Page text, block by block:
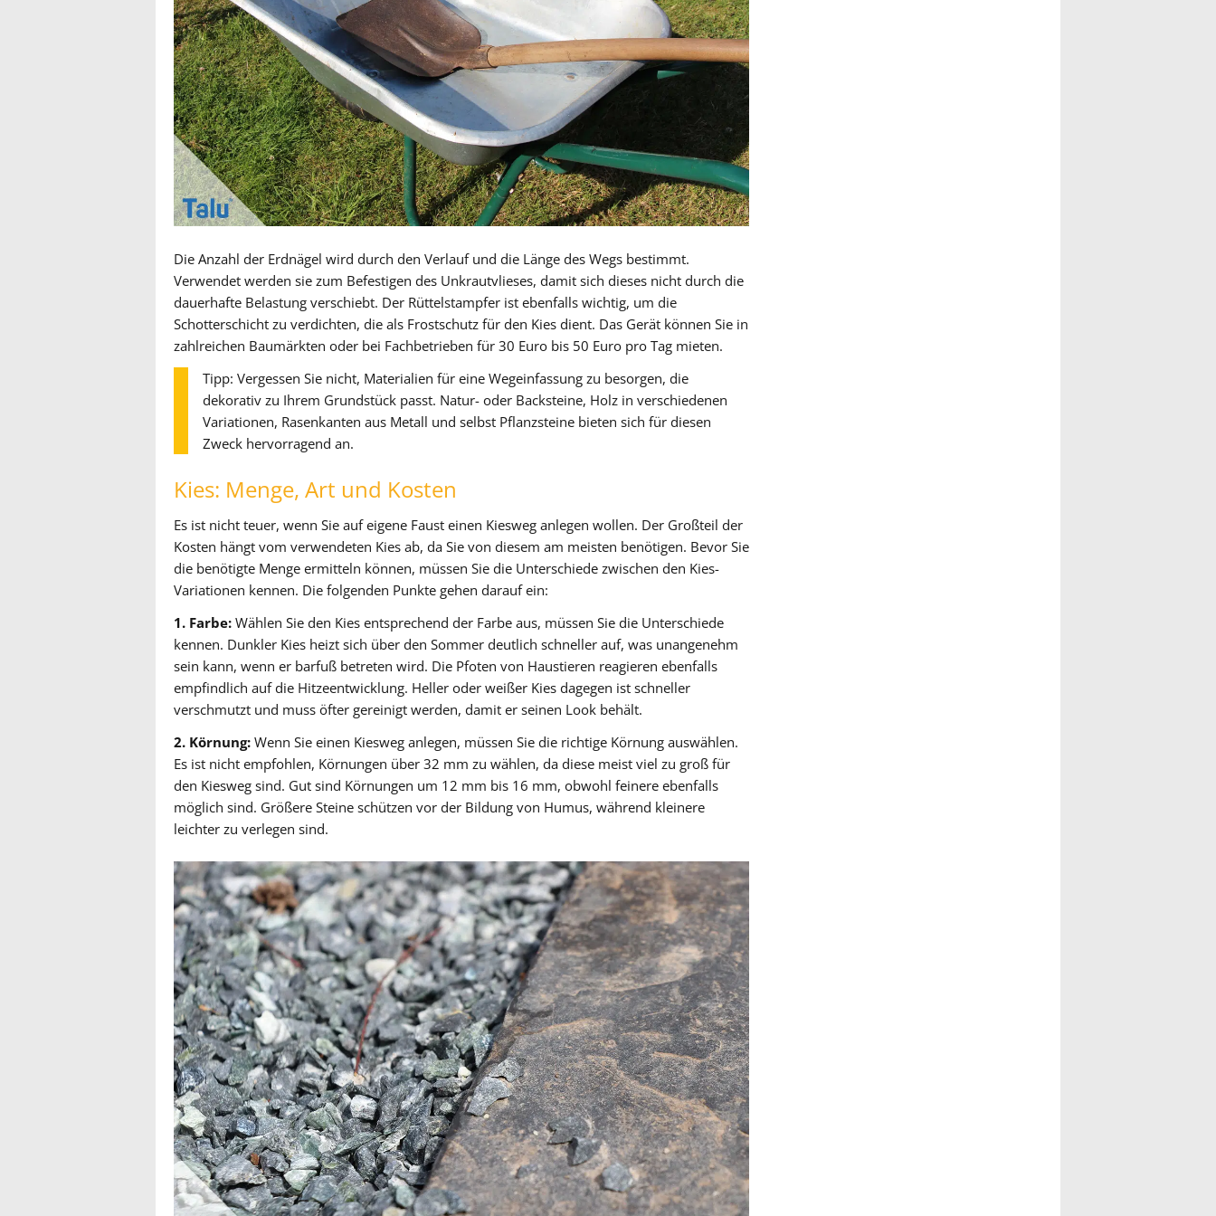
Die Anzahl der Erdnägel wird durch den Verlauf und die Länge des Wegs bestimmt.
Verwendet werden sie zum Befestigen des Unkrautvlieses, damit sich dieses nicht durch die
dauerhafte Belastung verschiebt. Der Rüttelstampfer ist ebenfalls wichtig, um die
Schotterschicht zu verdichten, die als Frostschutz für den Kies dient. Das Gerät können Sie in
zahlreichen Baumärkten oder bei Fachbetrieben für 30 Euro bis 50 Euro pro Tag mieten.
Tipp: Vergessen Sie nicht, Materialien für eine Wegeinfassung zu besorgen, die
dekorativ zu Ihrem Grundstück passt. Natur- oder Backsteine, Holz in verschiedenen
Variationen, Rasenkanten aus Metall und selbst Pflanzsteine bieten sich für diesen
Zweck hervorragend an.
Kies: Menge, Art und Kosten
Es ist nicht teuer, wenn Sie auf eigene Faust einen Kiesweg anlegen wollen. Der Großteil der
Kosten hängt vom verwendeten Kies ab, da Sie von diesem am meisten benötigen. Bevor Sie
die benötigte Menge ermitteln können, müssen Sie die Unterschiede zwischen den Kies-
Variationen kennen. Die folgenden Punkte gehen darauf ein:
1. Farbe: Wählen Sie den Kies entsprechend der Farbe aus, müssen Sie die Unterschiede
kennen. Dunkler Kies heizt sich über den Sommer deutlich schneller auf, was unangenehm
sein kann, wenn er barfuß betreten wird. Die Pfoten von Haustieren reagieren ebenfalls
empfindlich auf die Hitzeentwicklung. Heller oder weißer Kies dagegen ist schneller
verschmutzt und muss öfter gereinigt werden, damit er seinen Look behält.
2. Körnung: Wenn Sie einen Kiesweg anlegen, müssen Sie die richtige Körnung auswählen.
Es ist nicht empfohlen, Körnungen über 32 mm zu wählen, da diese meist viel zu groß für
den Kiesweg sind. Gut sind Körnungen um 12 mm bis 16 mm, obwohl feinere ebenfalls
möglich sind. Größere Steine schützen vor der Bildung von Humus, während kleinere
leichter zu verlegen sind.